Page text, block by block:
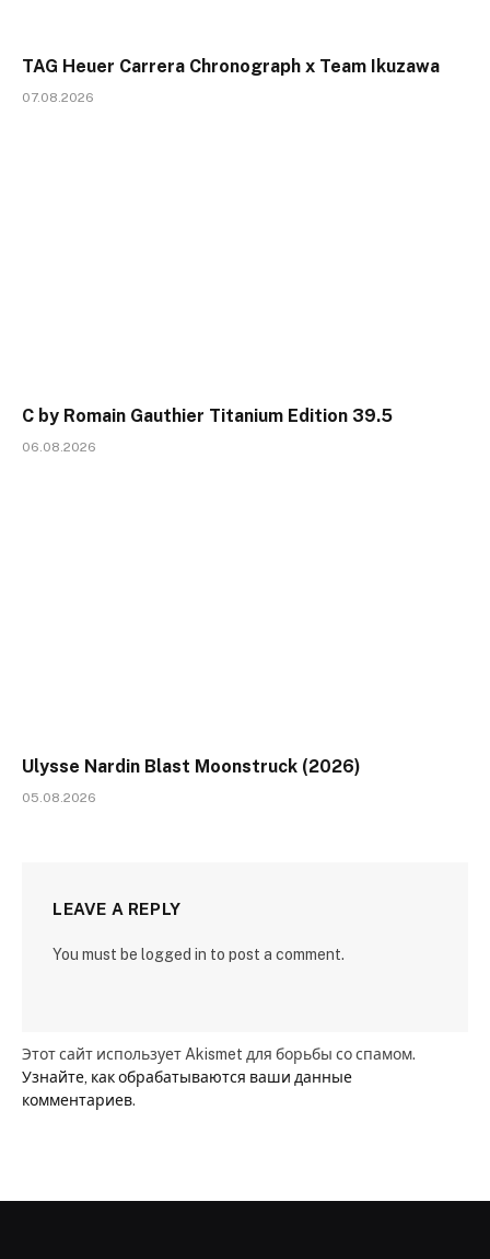
TAG Heuer Carrera Chronograph x Team Ikuzawa
07.08.2026
C by Romain Gauthier Titanium Edition 39.5
06.08.2026
Ulysse Nardin Blast Moonstruck (2026)
05.08.2026
LEAVE A REPLY
You must be logged in to post a comment.
Этот сайт использует Akismet для борьбы со спамом.
Узнайте, как обрабатываются ваши данные
комментариев.